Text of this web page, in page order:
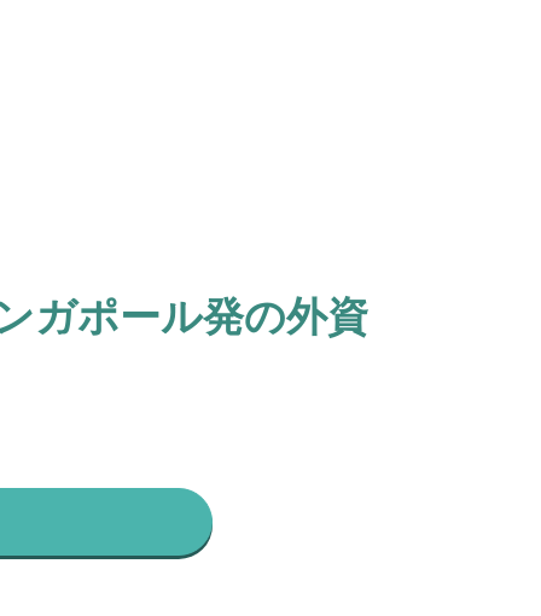
ガポール発の外資